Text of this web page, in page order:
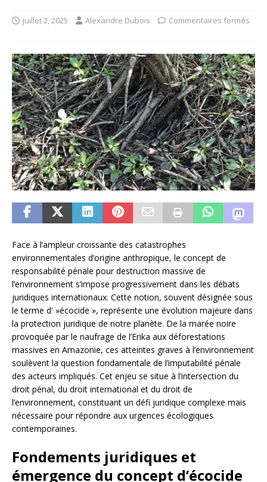
juillet 2, 2025 Alexandre Dubois Commentaires fermés
Face à l’ampleur croissante des catastrophes
environnementales d’origine anthropique, le concept de
responsabilité pénale pour destruction massive de
l’environnement s’impose progressivement dans les débats
juridiques internationaux. Cette notion, souvent désignée sous
le terme d' »écocide », représente une évolution majeure dans
la protection juridique de notre planète. De la marée noire
provoquée par le naufrage de l’Erika aux déforestations
massives en Amazonie, ces atteintes graves à l’environnement
soulèvent la question fondamentale de l’imputabilité pénale
des acteurs impliqués. Cet enjeu se situe à l’intersection du
droit pénal, du droit international et du droit de
l’environnement, constituant un défi juridique complexe mais
nécessaire pour répondre aux urgences écologiques
contemporaines.
Fondements juridiques et
émergence du concept d’écocide